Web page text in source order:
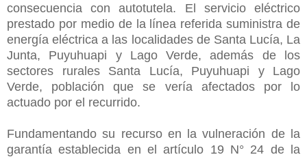
consecuencia con autotutela. El servicio eléctrico
prestado por medio de la línea referida suministra de
energía eléctrica a las localidades de Santa Lucía, La
Junta, Puyuhuapi y Lago Verde, además de los
sectores rurales Santa Lucía, Puyuhuapi y Lago
Verde, población que se vería afectados por lo
actuado por el recurrido.
Fundamentando su recurso en la vulneración de la
garantía establecida en el artículo 19 N° 24 de la